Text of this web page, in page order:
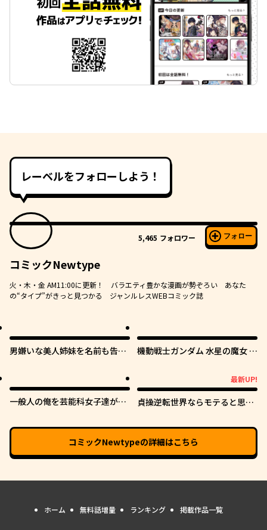
レーベルをフォローしよう！
5,465 フォロワー フォロー
コミックNewtype
火・木・金 AM11:00に更新！ バラエティ豊かな漫画が勢ぞろい あなた
の“タイプ”がきっと見つかる ジャンルレスWEBコミック誌
男嫌いな美人姉妹を名前も告げ
機動戦士ガンダム 水星の魔女 青
一般人の俺を芸能科女子達が逃
最新UP!
貞操逆転世界ならモテると思っ
コミックNewtypeの詳細はこちら
ホーム 無料話増量 ランキング 掲載作品一覧